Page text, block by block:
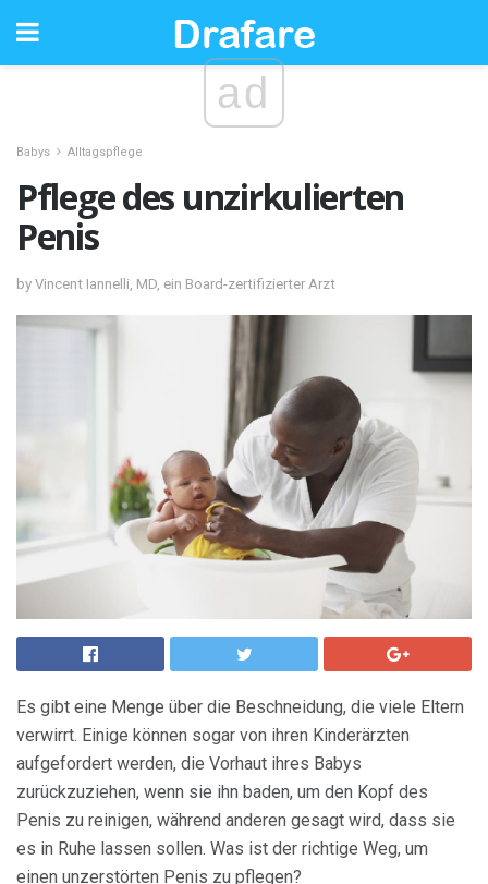
ad
Babys Alltagspflege
Pflege des unzirkulierten
Penis
by Vincent Iannelli, MD, ein Board-zertifizierter Arzt
Es gibt eine Menge über die Beschneidung, die viele Eltern
verwirrt. Einige können sogar von ihren Kinderärzten
aufgefordert werden, die Vorhaut ihres Babys
zurückzuziehen, wenn sie ihn baden, um den Kopf des
Penis zu reinigen, während anderen gesagt wird, dass sie
es in Ruhe lassen sollen. Was ist der richtige Weg, um
einen unzerstörten Penis zu pflegen?